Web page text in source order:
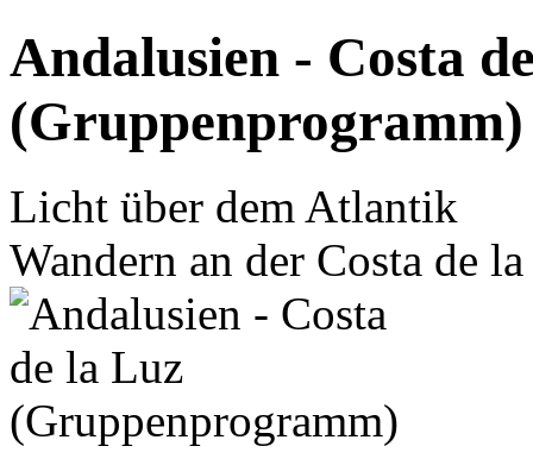
Andalusien - Costa
(Gruppenprogramm)
Licht über dem Atlantik
Wandern an der Costa de